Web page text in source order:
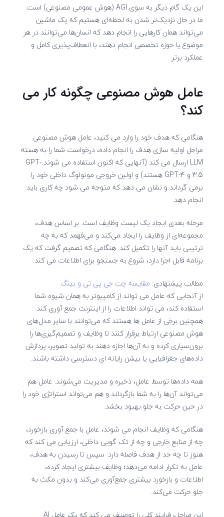
این یک گام دیگر به سوی AGI (هوش عمومی مصنوعی) است.
ما در حال نزدیک‌تر شدن به لحظه‌ای هستیم که یک ماشین
می‌تواند همان کارهایی را انجام دهد که انسان‌ها می‌توانند در هر
موضوع یا حوزه تخصصی انجام دهند، با انعطاف‌پذیری کامل و
عملکرد برتر.
عامل هوش مصنوعی چگونه کار می
کند؟
هنگامی که هدف خود را وارد می کنید، عامل هوش مصنوعی
مراحل اولیه سازی هدف را انجام داده، درخواست شما را به هسته
LLM ارسال می کند (آنهایی که اکنون استفاده می شوند GPT-
3.5 و GPT-4 هستند) و اولین خروجی مونولوگ داخلی خود را
برمی گرداند و نشان می دهد که متوجه می شود چه کاری باید
انجام دهد.
مرحله بعدی ایجاد یک لیست وظایف است. بر اساس هدف،
مجموعه‌ای از وظایف را ایجاد می‌کند و می‌فهمد که به چه
ترتیبی باید آنها را تکمیل کند. هنگامی که تصمیم گرفت که یک
برنامه قابل اجرا دارد، شروع به جستجو برای اطلاعات می کند.
مطالب پیشنهادی: مقایسه چت جی پی تی و بینگ
از آنجایی که عامل می تواند از کامپیوتر به همان شیوه شما
استفاده کند، می تواند اطلاعات را از اینترنت جمع آوری کند.
همچنین برخی از عامل ها هستند که می‌توانند با سایر مدل‌های
هوش مصنوعی ارتباط برقرار کنند تا وظایف و تصمیم‌گیری‌ها را
برون‌سپاری کرده و به آن‌ها اجازه دهند به تولید تصویر، پردازش
داده‌های جغرافیایی یا بیشن رایانه ای دسترسی داشته باشند.
همه داده‌ها توسط عامل، ذخیره و مدیریت می‌شوند. عامل هم
می‌تواند آن‌ها را به شما بازگرداند و هم می‌تواند استراتژی خود را
در حین حرکت به جلو بهبود بخشد.
هنگامی که وظایف انجام می شوند، عامل با جمع آوری بازخورد،
چه از منابع خارجی و چه از تک گویی داخلی، ارزیابی می کند که
هنوز تا چه حد از هدف فاصله دارد. سپس تا رسیدن به هدف،
عامل به تکرار ادامه می‌دهد؛ وظایف بیشتری ایجاد کرده،
اطلاعات و بازخورد بیشتری جمع‌آوری می‌کند و بدون مکث به
جلو حرکت می‌کند.